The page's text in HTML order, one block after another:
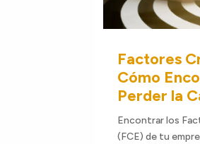
Factores
Cómo
Perder la
Encontrar los
(FCE) de tu